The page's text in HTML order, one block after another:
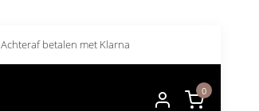
Achteraf betalen met Klarna
0